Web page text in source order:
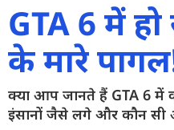
होम
न्यूज़
रिव्यू
GTA 6 में
के मारे
क्या आप जानते हैं GTA 6 में
इंसानों जैसे लगे और कौन सी